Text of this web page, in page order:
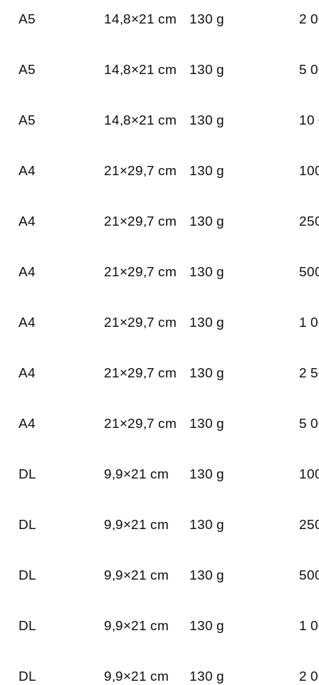
A5 14,8×21 cm 130 g 2
A5 14,8×21 cm 130 g 5
A5 14,8×21 cm 130 g 10
A4 21×29,7 cm 130 g
A4 21×29,7 cm 130 g
A4 21×29,7 cm 130 g
A4 21×29,7 cm 130 g 1
A4 21×29,7 cm 130 g 2
A4 21×29,7 cm 130 g 5
DL 9,9×21 cm 130 g
DL 9,9×21 cm 130 g
DL 9,9×21 cm 130 g
DL 9,9×21 cm 130 g 1
DL 9,9×21 cm 130 g 2